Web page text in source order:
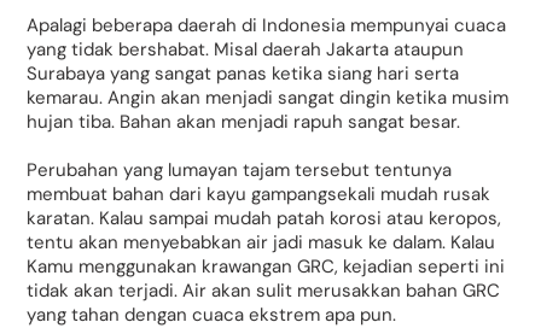
Apalagi beberapa daerah di Indonesia mempunyai cuaca
yang tidak bershabat. Misal daerah Jakarta ataupun
Surabaya yang sangat panas ketika siang hari serta
kemarau. Angin akan menjadi sangat dingin ketika musim
hujan tiba. Bahan akan menjadi rapuh sangat besar.
Perubahan yang lumayan tajam tersebut tentunya
membuat bahan dari kayu gampangsekali mudah rusak
karatan. Kalau sampai mudah patah korosi atau keropos,
tentu akan menyebabkan air jadi masuk ke dalam. Kalau
Kamu menggunakan krawangan GRC, kejadian seperti ini
tidak akan terjadi. Air akan sulit merusakkan bahan GRC
yang tahan dengan cuaca ekstrem apa pun.